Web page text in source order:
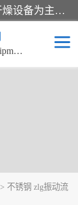
常州市圣祥干燥设备有限公司以生产干燥设备为主导产品，提供：干燥设备、干燥机、混合机、气流干燥机、烘箱、热风循环烘箱、沸腾干燥机、烘干机、喷雾干燥机等产品的生产、制造与销售服务。
Changzhou Shengxiang Drying Equipment Co. , Ltd.
> 不锈钢 zlg振动流